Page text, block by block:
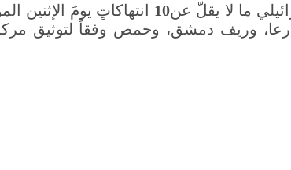
ما لا يقلّ عن10
وريف دمشق، وحمص وفقاً لتوثيق